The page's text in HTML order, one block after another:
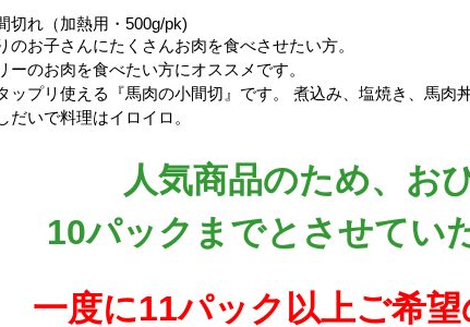
切れ（加熱用・500g/pk)
のお子さんにたくさんお肉を食べさせたい方。
ーのお肉を食べたい方にオススメです。
ップリ使える『馬肉の小間切』です。 煮込み、塩焼き、馬肉
だいで料理はイロイロ。
人気商品のため、お
10パックまでとさせてい
一度に11パック以上ご希